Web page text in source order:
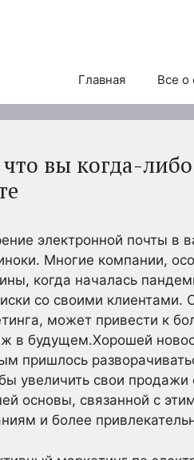
Главная Все о
что вы когда-
электронной почты в
Многие компании,
когда началась
со своими клиентами.
может привести к
в будущем.Хорошей
пришлось
увеличить свои
основы, связанной с
и более